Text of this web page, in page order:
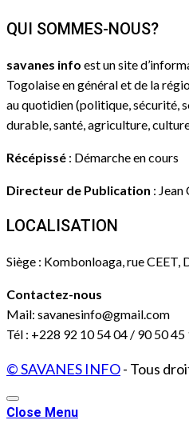
QUI SOMMES-NOUS?
savanes info est un site
Togolaise en général et de la
au quotidien (politique, sécurité,
durable, santé, agriculture,
Récépissé : Démarche en cours
Directeur de Publication :
LOCALISATION
Siège : Kombonloaga, rue CEET,
Contactez-nous
Mail: savanesinfo@gmail.com
Tél : +228 92 10 54 04 / 90 50 45
© SAVANES INFO- Tous
Close Menu